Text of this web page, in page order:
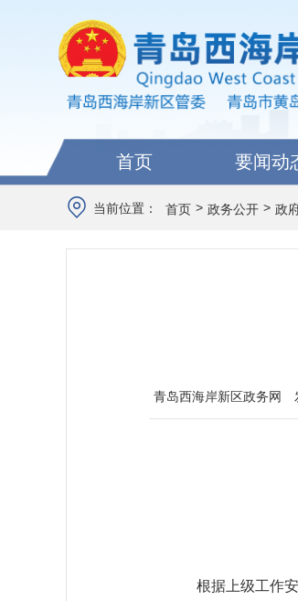
首页 要闻动
当前位置： 首页 > 政务公开 > 政
青岛西海岸新区政务网
根据上级工作